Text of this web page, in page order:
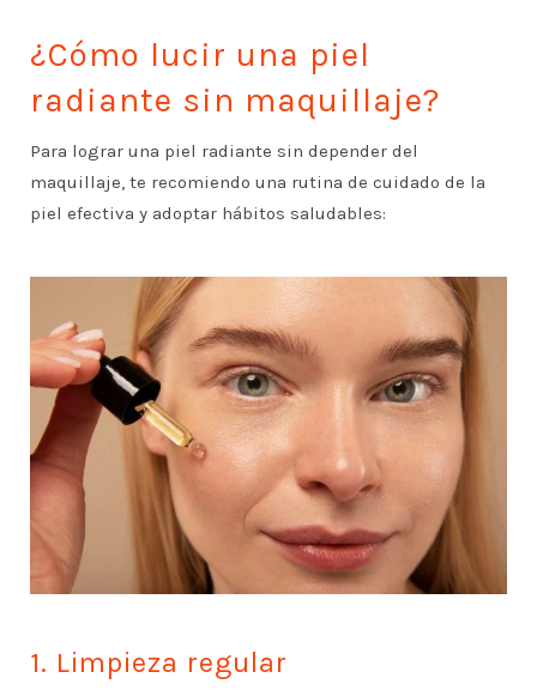
¿Cómo lucir una piel
radiante sin maquillaje?
Para lograr una piel radiante sin depender del
maquillaje, te recomiendo una rutina de cuidado de la
piel efectiva y adoptar hábitos saludables:
1. Limpieza regular